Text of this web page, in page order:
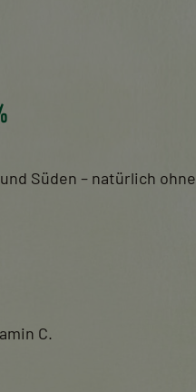
Süden – natürlich ohne
C.